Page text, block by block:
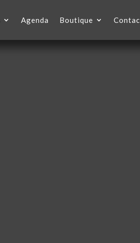
Agenda Boutique